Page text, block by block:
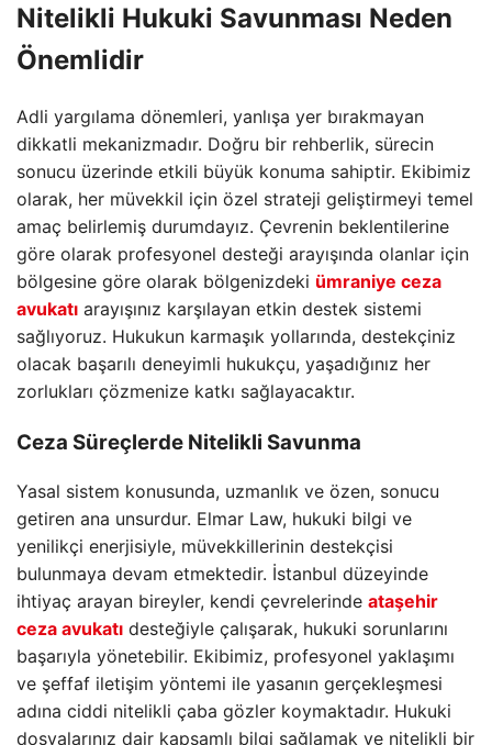
Nitelikli Hukuki Savunması Neden
Önemlidir
Adli yargılama dönemleri, yanlışa yer bırakmayan
dikkatli mekanizmadır. Doğru bir rehberlik, sürecin
sonucu üzerinde etkili büyük konuma sahiptir. Ekibimiz
olarak, her müvekkil için özel strateji geliştirmeyi temel
amaç belirlemiş durumdayız. Çevrenin beklentilerine
göre olarak profesyonel desteği arayışında olanlar için
bölgesine göre olarak bölgenizdeki ümraniye ceza
avukatı arayışınız karşılayan etkin destek sistemi
sağlıyoruz. Hukukun karmaşık yollarında, destekçiniz
olacak başarılı deneyimli hukukçu, yaşadığınız her
zorlukları çözmenize katkı sağlayacaktır.
Ceza Süreçlerde Nitelikli Savunma
Yasal sistem konusunda, uzmanlık ve özen, sonucu
getiren ana unsurdur. Elmar Law, hukuki bilgi ve
yenilikçi enerjisiyle, müvekkillerinin destekçisi
bulunmaya devam etmektedir. İstanbul düzeyinde
ihtiyaç arayan bireyler, kendi çevrelerinde ataşehir
ceza avukatı desteğiyle çalışarak, hukuki sorunlarını
başarıyla yönetebilir. Ekibimiz, profesyonel yaklaşımı
ve şeffaf iletişim yöntemi ile yasanın gerçekleşmesi
adına ciddi nitelikli çaba gözler koymaktadır. Hukuki
dosyalarınız dair kapsamlı bilgi sağlamak ve nitelikli bir